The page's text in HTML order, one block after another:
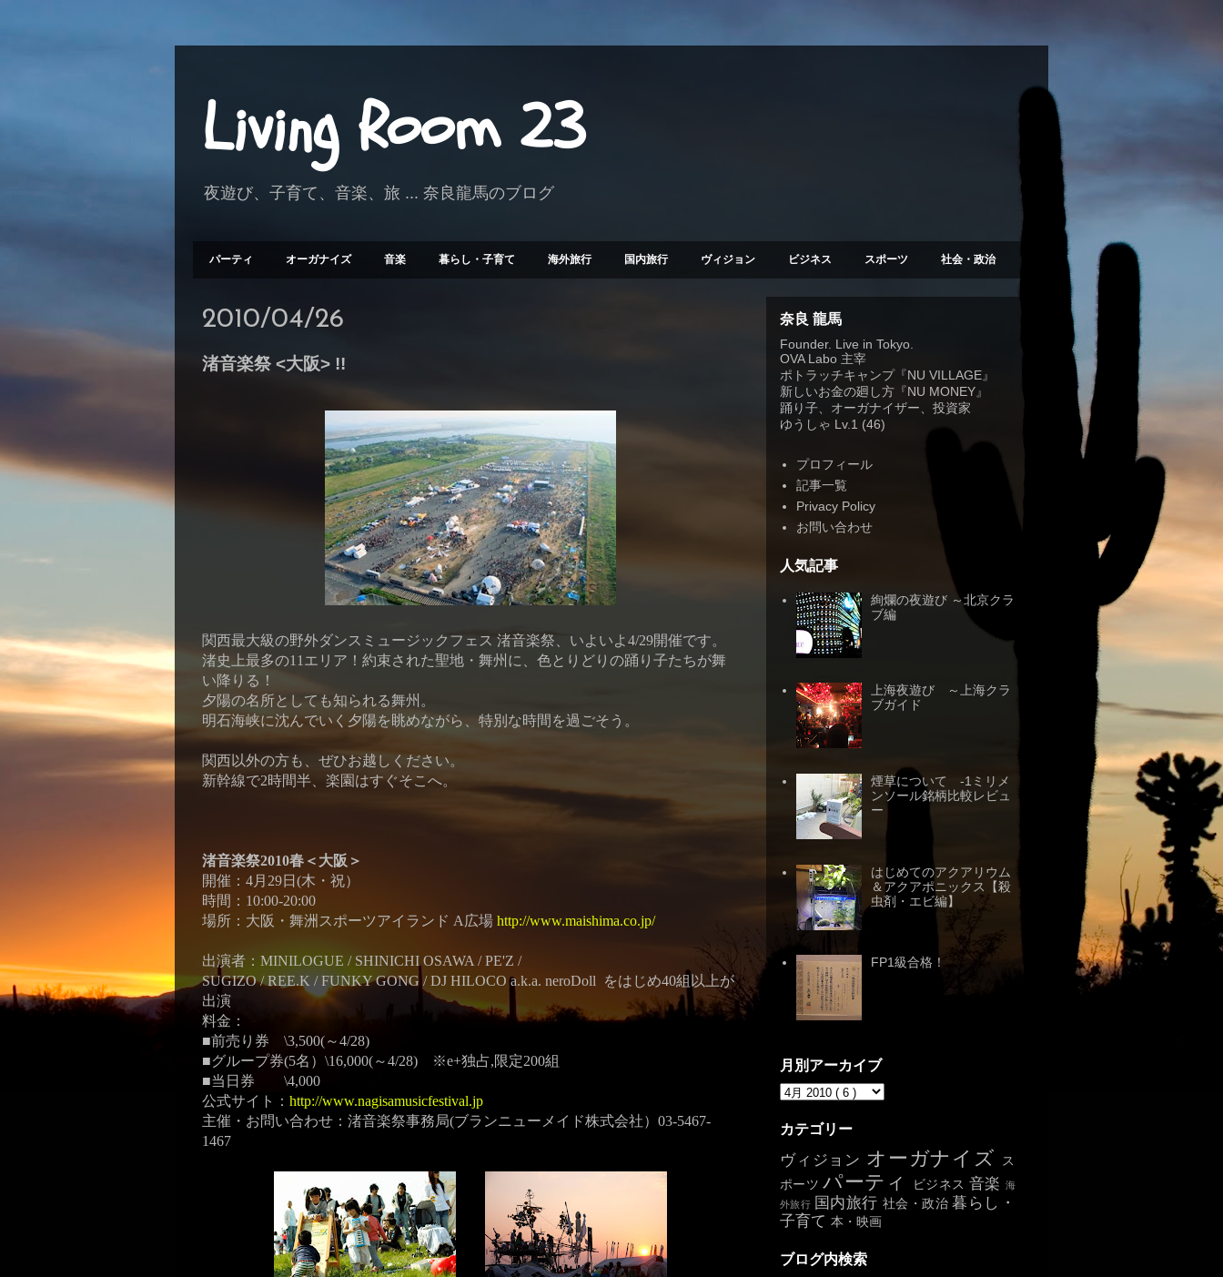
Living Room 23
夜遊び、子育て、音楽、旅 ... 奈良龍馬のブログ
パーティ オーガナイズ 音楽 暮らし・子育て 海外旅行 国内旅行 ヴィジョン ビジネス スポーツ 社会・政治
2010/04/26
渚音楽祭 <大阪> !!
関西最大級の野外ダンスミュージックフェス 渚音楽祭、 いよいよ4/29開催です。
渚史上最多の11 エリア！ 約束された聖地・舞州に、色とりどりの踊り子たちが舞
い降りる！
夕陽の名所としても知られる舞州。
明石海峡に沈んでいく夕陽を眺めながら、特別な時間を過ごそう。
関西以外の方も、ぜひお越しください。
新幹線で2時間半、楽園はすぐそこへ。
渚音楽祭2010春＜大阪＞
開催：4月29日(木・祝）
時間：10:00-20:00
場所：大阪・舞洲スポーツアイランド A広場 http://www.maishima.co.jp/
出演者：MINILOGUE / SHINICHI OSAWA / PE'Z /
SUGIZO / REE.K / FUNKY GONG / DJ HILOCO a.k.a. neroDoll をはじめ40組以上が
出演
料金：
■前売り券 \3,500(～4/28)
■グループ券(5名）\16,000(～4/28) ※e+独占,限定200組
■当日券 \4,000
公式サイト： http://www.nagisamusicfestival.jp
主催・お問い合わせ：渚音楽祭事務局(ブランニューメイド株式会社）03-5467-
1467
奈良 龍馬
Founder. Live in Tokyo.
OVA Labo 主宰
ポトラッチキャンプ『NU VILLAGE』
新しいお金の廻し方『NU MONEY』
踊り子、オーガナイザー、投資家
ゆうしゃ Lv.1 (46)
プロフィール
記事一覧
Privacy Policy
お問い合わせ
人気記事
絢爛の夜遊び ～北京クラ
ブ編
上海夜遊び ～上海クラ
ブガイド
煙草について -1ミリメ
ンソール銘柄比較レビュ
ー
はじめてのアクアリウム
＆アクアポニックス【殺
虫剤・エビ編】
FP1級合格！
月別アーカイブ
カテゴリー
ヴィジョン オーガナイズ
ス
ポーツパーティ ビジネス 音楽 海
外旅行 国内旅行 社会・政治暮らし・
子育て 本・映画
ブログ内検索